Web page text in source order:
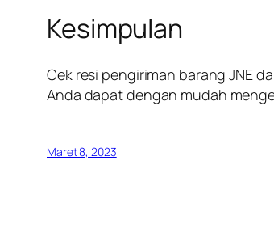
Kesimpulan
Cek resi pengiriman barang JNE
Anda dapat dengan mudah
Maret 8, 2023